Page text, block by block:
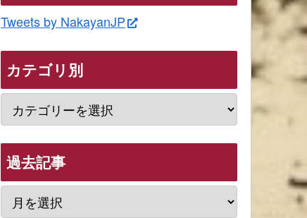
Tweets by NakayanJP
カテゴリ別
過去記事